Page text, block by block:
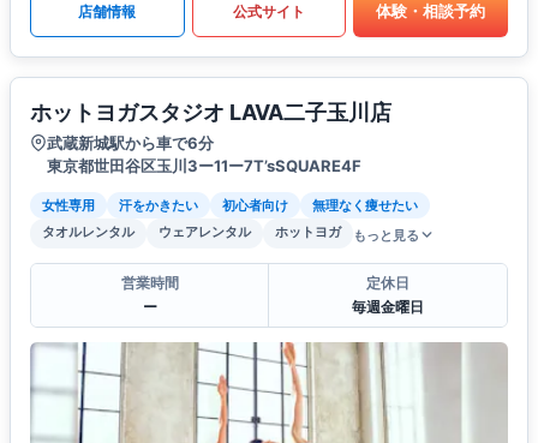
店舗情報 公式サイト 体験・相談予約
ホットヨガスタジオ LAVA二子玉川店
武蔵新城駅から車で6分
東京都世田谷区玉川3ー11ー7T’sSQUARE4F
女性専用 汗をかきたい 初心者向け
無理なく痩せたい
タオルレンタル
ウェアレンタル ホットヨガ もっと見る
営業時間
ー
定休日
毎週金曜日